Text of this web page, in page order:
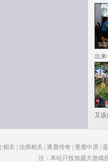
出来
又
相关 法师相关 逐鹿传奇 逐鹿中原
注：本站只投放盛大游戏